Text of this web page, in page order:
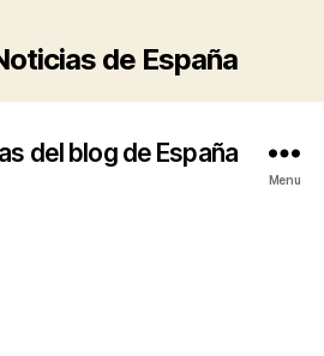
de España
del blog de España
Menu